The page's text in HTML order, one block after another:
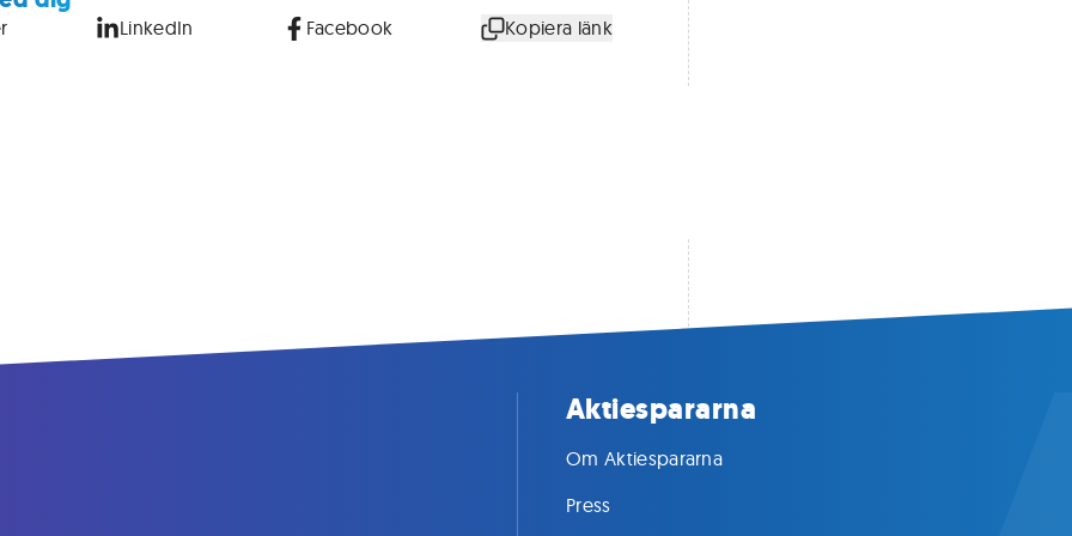
LinkedIn Facebook Kopiera länk
Aktiespararna
Om Aktiespararna
Press